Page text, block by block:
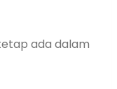
ada dalam